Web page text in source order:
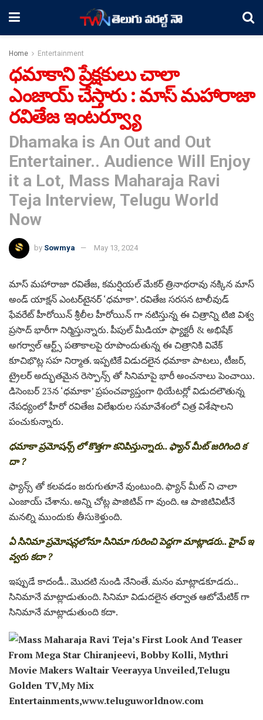
Home Entertainment
ధమాకాని ప్రేక్షకులు చాలా
ఎంజాయ్ చేస్తారు : మాస్ మహారాజా
రవితేజ ఇంటర్వ్యూ
Dhamaka is An Out and Out
Entertainer.. Audience Will Enjoy
it a Lot, Mass Maharaja Ravi
Teja Interview, Telugu World
Now
by Sowmya May 13, 2024
మాస్ మహారాజా రవితేజ, కమర్షియల్ మేకర్ త్రినాథరావు నక్కిన మాస్
అండ్ యాక్షన్ ఎంటర్‌టైనర్ ‘ధమాకా’. రవితేజ సరసన టాలీవుడ్
ఫేవరేట్ హీరోయిన్ శ్రీలీల హీరోయిన్ గా నటిస్తున్న ఈ చిత్రాన్ని టిజి విశ్వ
ప్రసాద్ భారీగా నిర్మిస్తున్నారు. పీపుల్ మీడియా ఫ్యాక్టరీ & అభిషేక్
అగర్వాల్ ఆర్ట్స్ పతాకాలపై రూపొందుతున్న ఈ చిత్రానికి వివేక్
కూచిభొట్ల సహ నిర్మాత. ఇప్పటికే విడుదలైన ధమాకా పాటలు, టీజర్,
ట్రైలర్ అద్భుతమైన రెస్పాన్స్ తో సినిమాపై భారీ అంచనాలు పెంచాయి.
డిసెంబర్ 23న ‘ధమాకా’ ప్రపంచవ్యాప్తంగా థియేటర్లో విడుదలౌతున్న
నేపధ్యంలో హీరో రవితేజ విలేఖరుల సమావేశంలో చిత్ర విశేషాలని
పంచుకున్నారు.
ధమాకా ప్రమోషన్స్ లో కొత్తగా కనిపిస్తున్నారు.. ఫ్యాన్ మీట్ జరిగింది క
దా ?
ఫ్యాన్స్ తో కలవడం జరుగుతూనే వుంటుంది. ఫ్యాన్ మీట్ ని చాలా
ఎంజాయ్ చేశాను. అన్ని చోట్ల పాజిటివ్ గా వుంది. ఆ పాజిటివిటీనే
మనల్ని ముందుకు తీసుకెళ్తుంది.
ఏ సినిమా ప్రమోష‌న్లలోనూ సినిమా గురించి పెద్దగా మాట్లాడ‌రు.. హైప్ ఇ
వ్వరు కదా ?
ఇప్పుడే కాదండీ.. మొదటి నుండి నేనింతే. మనం మాట్లాడకూడదు..
సినిమానే మాట్లాడుతుంది. సినిమా విడుదలైన తర్వాత ఆటోమేటిక్ గా
సినిమానే మాట్లాడుతుంది కదా.